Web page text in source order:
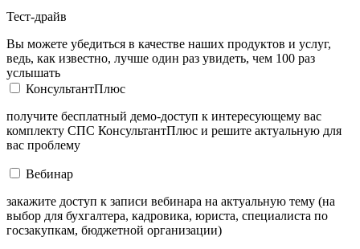
Тест-драйв
Вы можете убедиться в качестве наших продуктов и услуг,
ведь, как известно, лучше один раз увидеть, чем 100 раз
услышать
КонсультантПлюс
получите бесплатный демо-доступ к интересующему вас
комплекту СПС КонсультантПлюс и решите актуальную для
вас проблему
Вебинар
закажите доступ к записи вебинара на актуальную тему (на
выбор для бухгалтера, кадровика, юриста, специалиста по
госзакупкам, бюджетной организации)